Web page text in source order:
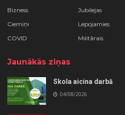
Bizness
Ciemiņi
COVID
Jubilejas
Lepojamies
Militārais
Jaunākās ziņas
Skola aicina darbā
04/08/2026